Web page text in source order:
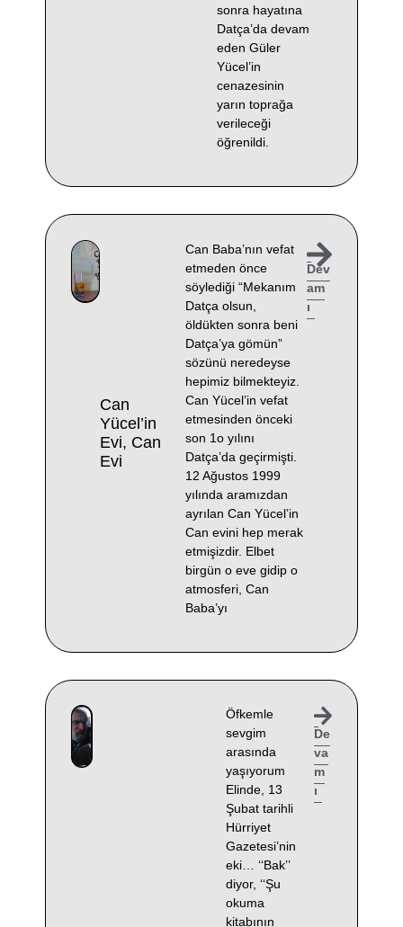
sonra hayatına
Datça’da devam
eden Güler
Yücel’in
cenazesinin
yarın toprağa
verileceği
öğrenildi.
Can
Yücel’in
Evi, Can
Evi
Can Baba’nın vefat
etmeden önce
söylediği “Mekanım
Datça olsun,
öldükten sonra beni
Datça’ya gömün”
sözünü neredeyse
hepimiz bilmekteyiz.
Can Yücel’in vefat
etmesinden önceki
son 1o yılını
Datça’da geçirmişti.
12 Ağustos 1999
yılında aramızdan
ayrılan Can Yücel’in
Can evini hep merak
etmişizdir. Elbet
birgün o eve gidip o
atmosferi, Can
Baba’yı
Dev
am
ı
Öfkemle
sevgim
arasında
yaşıyorum
Elinde, 13
Şubat tarihli
Hürriyet
Gazetesi’nin
eki… ‘‘Bak’’
diyor, ‘‘Şu
okuma
kitabının
De
va
m
ı